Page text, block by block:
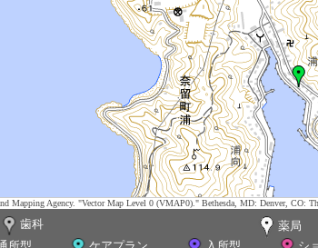
Mapping Agency. "Vector Map Level 0 (VMAP0)." Bethesda, MD: Denver, CO:
歯科
薬局